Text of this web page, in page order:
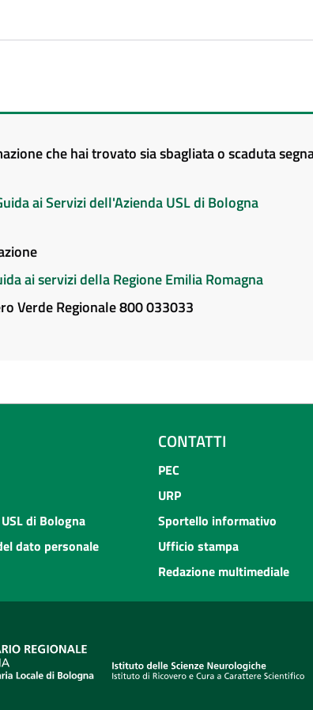
che hai trovato sia sbagliata o scaduta
ai Servizi dell'Azienda USL di Bologna
ai servizi della Regione Emilia Romagna
Verde Regionale 800 033033
di Bologna
dato personale
CONTATTI
PEC
URP
Sportello informativo
Ufficio stampa
Redazione multimediale